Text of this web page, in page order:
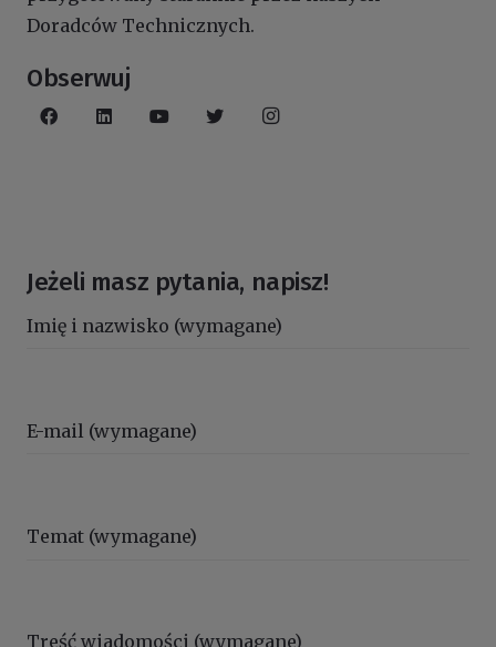
Doradców Technicznych.
Obserwuj
Jeżeli masz pytania, napisz!
Imię i nazwisko (wymagane)
E-mail (wymagane)
Temat (wymagane)
Treść wiadomości (wymagane)